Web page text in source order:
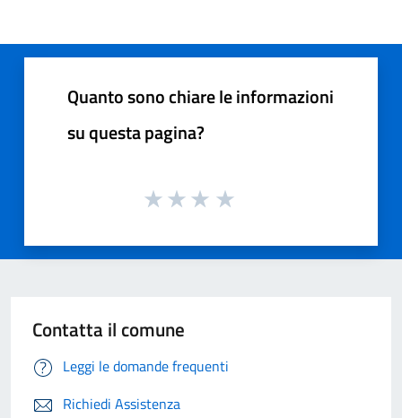
Quanto sono chiare le informazioni
su questa pagina?
Contatta il comune
Leggi le domande frequenti
Richiedi Assistenza